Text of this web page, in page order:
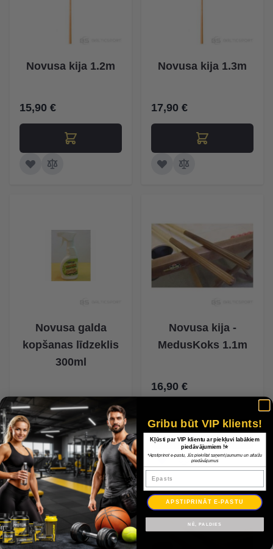
Novusa kija 1.2m
15,90 €
Novusa kija 1.3m
17,90 €
Novusa galda
kopšanas līdzeklis
300ml
15,00 €
Novusa kija -
MedusKoks 1.1m
16,90 €
-0%
Gribu būt VIP klients!
Kļūsti par VIP klientu ar piekļuvi labākiem
piedāvājumiem !⭐
*Apstiprinot e-pastu, Jūs piekrītat saņemt jaunumu un atlaižu
piedāvājumus
Epasts
APSTIPRINĀT E-PASTU
NĒ, PALDIES